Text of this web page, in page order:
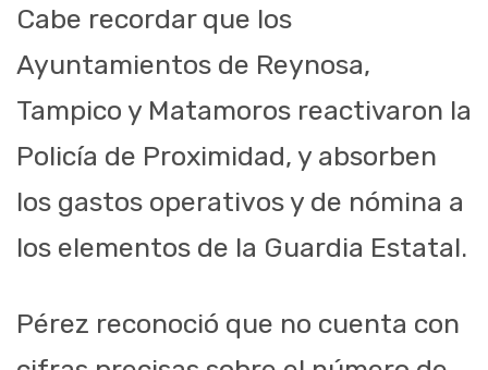
Cabe recordar que los
Ayuntamientos de Reynosa,
Tampico y Matamoros reactivaron la
Policía de Proximidad, y absorben
los gastos operativos y de nómina a
los elementos de la Guardia Estatal.
Pérez reconoció que no cuenta con